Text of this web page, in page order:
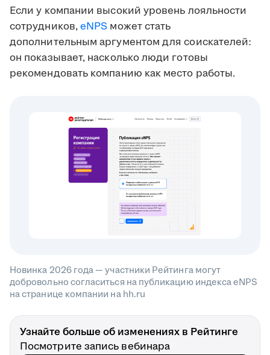
Если у компании высокий уровень лояльности
сотрудников,eNPS может стать
дополнительным аргументом для соискателей:
он показывает, насколько люди готовы
рекомендовать компанию как место работы.
Новинка 2026 года — участники Рейтинга могут
добровольно согласиться на публикацию индекса eNPS
на странице компании на hh.ru
Узнайте больше об изменениях в Рейтинге
Посмотрите запись вебинара